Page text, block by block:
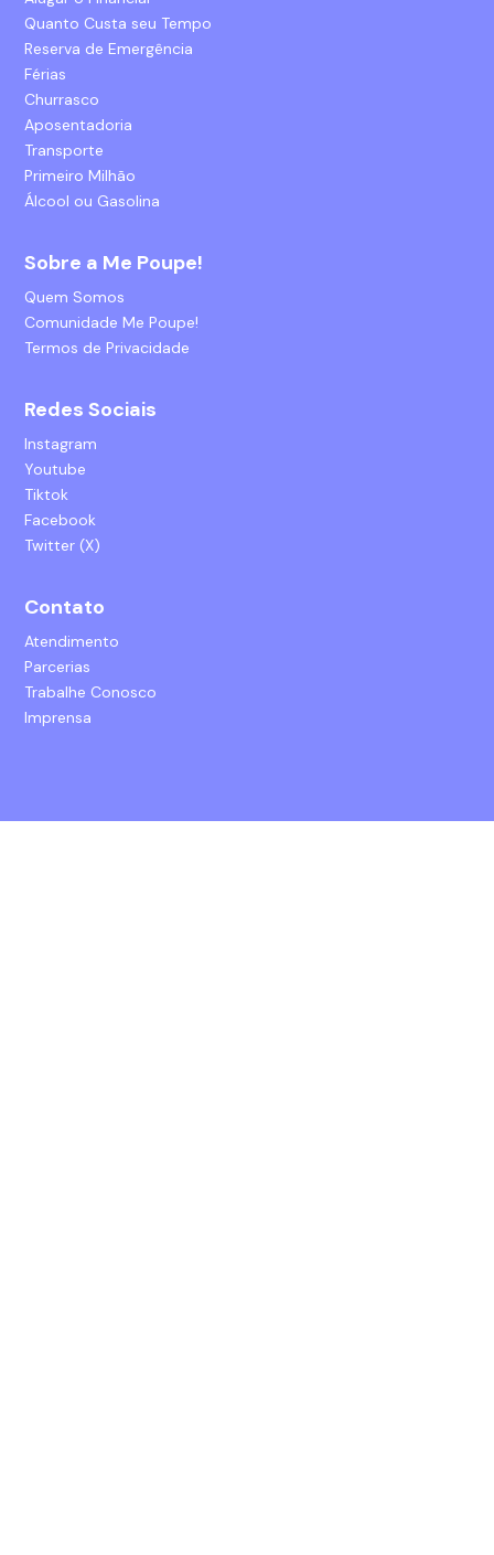
Quanto Custa seu Tempo
Reserva de Emergência
Férias
Churrasco
Aposentadoria
Transporte
Primeiro Milhão
Álcool ou Gasolina
Sobre a Me Poupe!
Quem Somos
Comunidade Me Poupe!
Termos de Privacidade
Redes Sociais
Instagram
Youtube
Tiktok
Facebook
Twitter (X)
Contato
Atendimento
Parcerias
Trabalhe Conosco
Imprensa